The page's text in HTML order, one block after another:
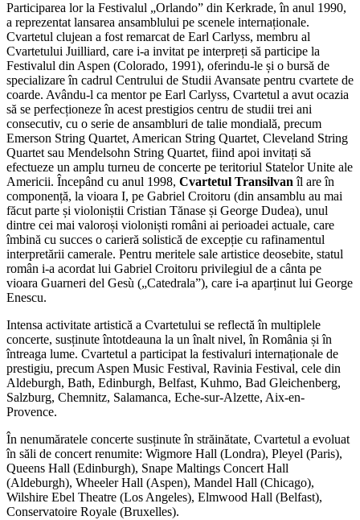
Participarea lor la Festivalul „Orlando” din Kerkrade, în anul 1990,
a reprezentat lansarea ansamblului pe scenele internaționale.
Cvartetul clujean a fost remarcat de Earl Carlyss, membru al
Cvartetului Juilliard, care i-a invitat pe interpreți să participe la
Festivalul din Aspen (Colorado, 1991), oferindu-le și o bursă de
specializare în cadrul Centrului de Studii Avansate pentru cvartete de
coarde. Avându-l ca mentor pe Earl Carlyss, Cvartetul a avut ocazia
să se perfecționeze în acest prestigios centru de studii trei ani
consecutiv, cu o serie de ansambluri de talie mondială, precum
Emerson String Quartet, American String Quartet, Cleveland String
Quartet sau Mendelsohn String Quartet, fiind apoi invitați să
efectueze un amplu turneu de concerte pe teritoriul Statelor Unite ale
Americii. Începând cu anul 1998, Cvartetul Transilvanîl are în
componență, la vioara I, pe Gabriel Croitoru (din ansamblu au mai
făcut parte și violoniștii Cristian Tănase și George Dudea), unul
dintre cei mai valoroși violoniști români ai perioadei actuale, care
îmbină cu succes o carieră solistică de excepție cu rafinamentul
interpretării camerale. Pentru meritele sale artistice deosebite, statul
român i-a acordat lui Gabriel Croitoru privilegiul de a cânta pe
vioara Guarneri del Gesù („Catedrala”), care i-a aparținut lui George
Enescu.
Intensa activitate artistică a Cvartetului se reflectă în multiplele
concerte, susținute întotdeauna la un înalt nivel, în România și în
întreaga lume. Cvartetul a participat la festivaluri internaționale de
prestigiu, precum Aspen Music Festival, Ravinia Festival, cele din
Aldeburgh, Bath, Edinburgh, Belfast, Kuhmo, Bad Gleichenberg,
Salzburg, Chemnitz, Salamanca, Eche-sur-Alzette, Aix-en-
Provence.
În nenumăratele concerte susținute în străinătate, Cvartetul a evoluat
în săli de concert renumite: Wigmore Hall (Londra), Pleyel (Paris),
Queens Hall (Edinburgh), Snape Maltings Concert Hall
(Aldeburgh), Wheeler Hall (Aspen), Mandel Hall (Chicago),
Wilshire Ebel Theatre (Los Angeles), Elmwood Hall (Belfast),
Conservatoire Royale (Bruxelles).